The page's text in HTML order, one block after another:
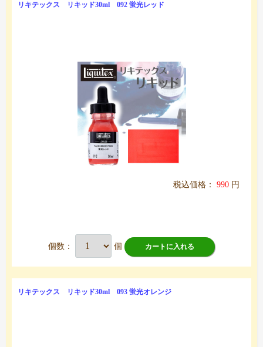
リキテックス リキッド30ml 092 蛍光レッド
税込価格： 990 円
個数： 個 カートに入れる
リキテックス リキッド30ml 093 蛍光オレンジ